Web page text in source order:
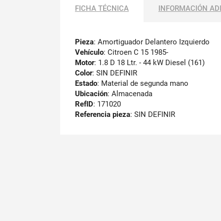
FICHA TÉCNICA INFORMACIÓN
Pieza: Amortiguador Delantero Izquierdo
Vehículo: Citroen C 15 1985-
Motor: 1.8 D 18 Ltr. - 44 kW Diesel (161)
Color: SIN DEFINIR
Estado: Material de segunda mano
Ubicación: Almacenada
RefID: 171020
Referencia pieza: SIN DEFINIR